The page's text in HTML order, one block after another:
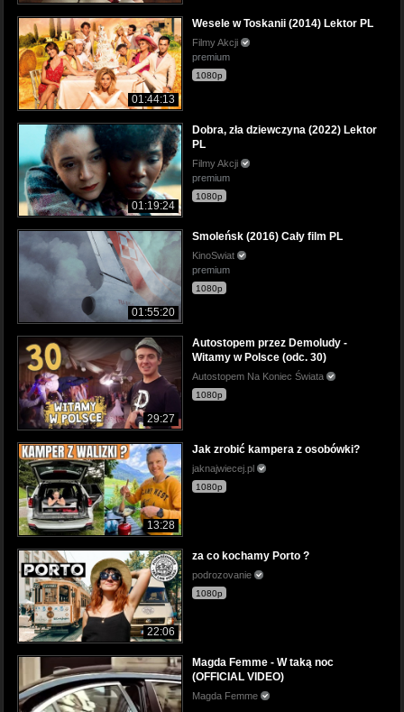
01:44:13
Wesele w Toskanii (2014) Lektor PL
Filmy Akcji
premium
1080p
01:19:24
Dobra, zła dziewczyna (2022) Lektor
PL
Filmy Akcji
premium
1080p
01:55:20
Smoleńsk (2016) Cały film PL
KinoSwiat
premium
1080p
29:27
Autostopem przez Demoludy -
Witamy w Polsce (odc. 30)
Autostopem Na Koniec Świata
1080p
13:28
Jak zrobić kampera z osobówki?
jaknajwiecej.pl
1080p
22:06
za co kochamy Porto ?
podrozovanie
1080p
Magda Femme - W taką noc
(OFFICIAL VIDEO)
Magda Femme